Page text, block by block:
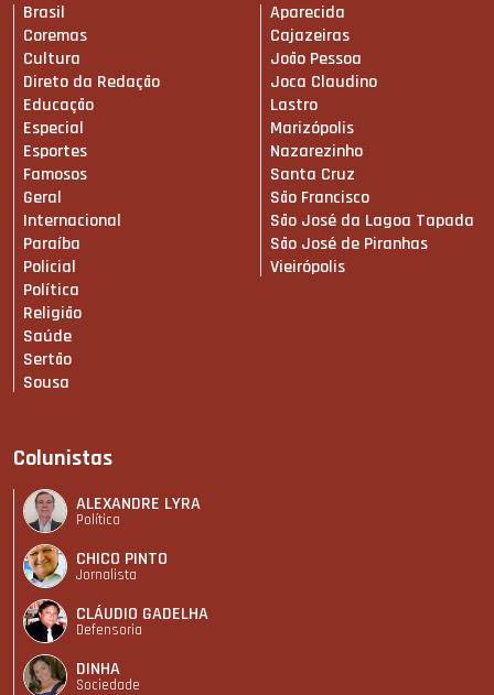
Brasil
Coremas
Cultura
Direto da Redação
Educação
Especial
Esportes
Famosos
Geral
Internacional
Paraíba
Policial
Política
Religião
Saúde
Sertão
Sousa
Aparecida
Cajazeiras
João Pessoa
Joca Claudino
Lastro
Marizópolis
Nazarezinho
Santa Cruz
São Francisco
São José da Lagoa Tapada
São José de Piranhas
Vieirópolis
Colunistas
ALEXANDRE LYRA
Política
CHICO PINTO
Jornalista
CLÁUDIO GADELHA
Defensoria
DINHA
Sociedade